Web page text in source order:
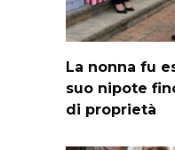
La nonna fu
suo nipote
di proprietà